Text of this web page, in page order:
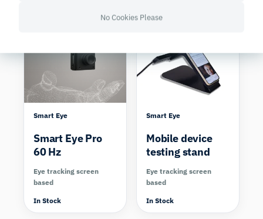
In Stock
Smart Eye
Smart Eye Pro
60 Hz
Eye tracking screen
based
In Stock
Smart Eye
Mobile device
testing stand
Eye tracking screen
based
In Stock
No Cookies Please